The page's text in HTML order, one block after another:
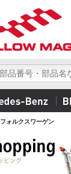
フォルクスワーゲン